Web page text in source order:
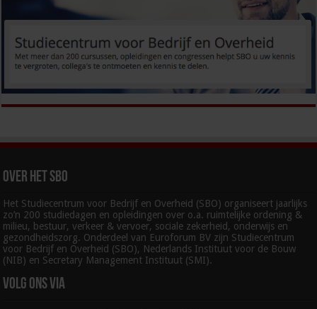
Over het SBO
Het Studiecentrum voor Bedrijf en Overheid (SBO) organiseert jaarlijks
zo’n 200 studiedagen en opleidingen over o.a. ruimtelijke ordening &
milieu, bestuur, verkeer & vervoer, sociale zekerheid, onderwijs en
gezondheidszorg. Onderdeel van Euroforum BV zijn Studiecentrum
voor Bedrijf en Overheid (SBO), Nederlands Instituut voor de Bouw
(NIB) en Secretary Management Instituut (SMI).
Volg ons via